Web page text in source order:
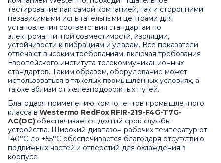
тестирование как самой компанией, так и сторонними
независимыми испытательными центрами для
установления соответствия стандартам по
электромагнитной совместимости, изоляции,
устойчивости к вибрациям и ударам. Все показатели
отвечают высоким требованиям, включая требования
Европейского института телекоммуникационных
стандартов. Таким образом, оборудование может
использоваться в тяжелых промышленных условиях, а
также вблизи от железнодорожных путей.
Благодаря применению компонентов промышленного
класса в Westermo RedFox RFIR-219-F4G-T7G-
AC(DC) обеспечивается долгий срок службы
устройства. Широкий диапазон рабочих температур от
-40°C до +55°C обеспечивается благодаря отсутствию
подвижных частей и отверстий для охлаждения в
корпусе.